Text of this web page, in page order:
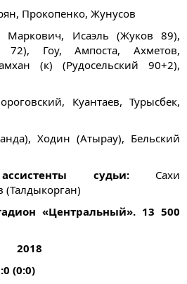
Прокопенко, Жунусов
Маркович, Исаэль (Жуков 89),
Гоу, Ампоста, Ахметов,
(к) (Рудосельский 90+2),
Куантаев, Турысбек,
Ходин (Атырау), Бельский
судьи:Сахи
«Центральный». 13 500
2018
(0:0)